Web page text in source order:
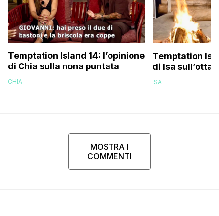
Temptation Island 14: l’opinione
di Chia sulla nona puntata
CHIA
Temptation
di Isa
ISA
MOSTRA I
COMMENTI